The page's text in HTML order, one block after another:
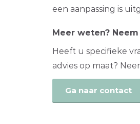
een aanpassing is
Meer weten?
Heeft u specifieke
advies op maat?
Ga naar contact